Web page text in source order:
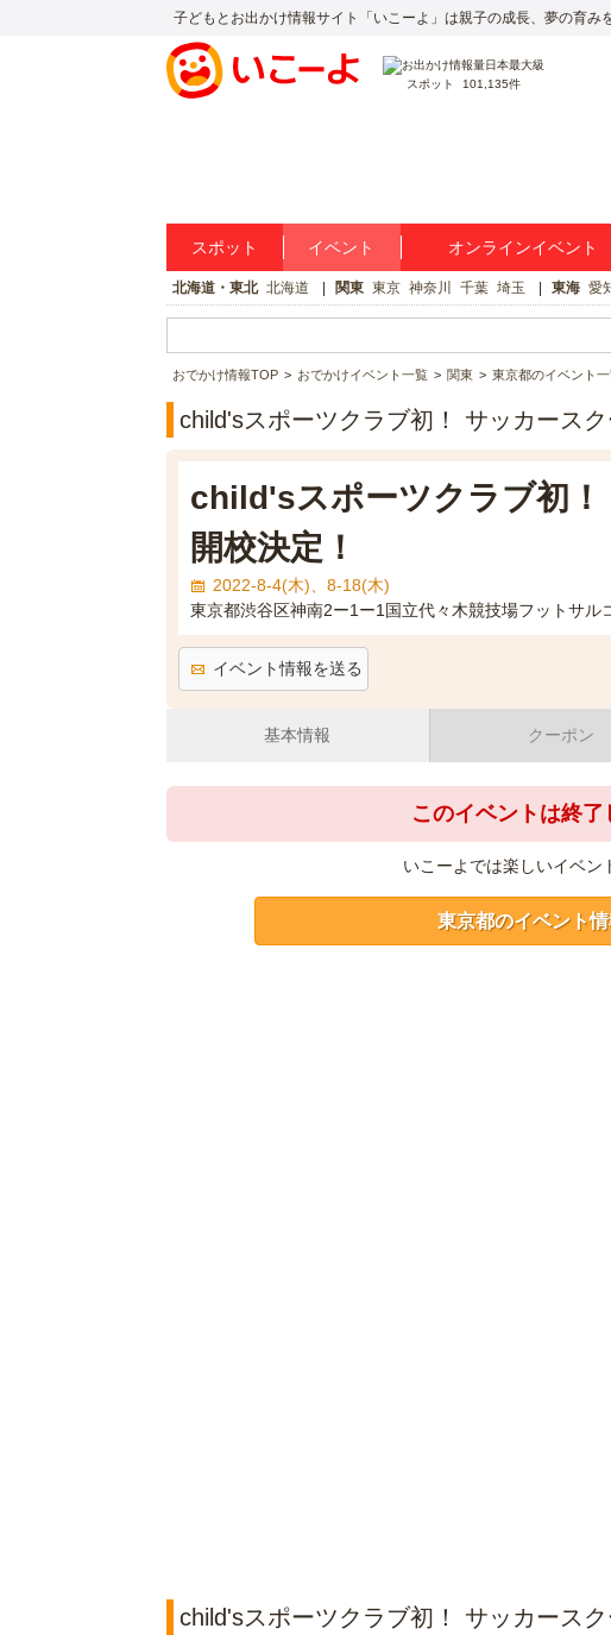
子どもとお出かけ情報サイト「いこーよ」は親子の成長、夢の育み
スポット 101,135件
スポット イベント オンラインイベント
北海道・東北 北海道 関東 東京 神奈川 千葉 埼玉 東海 愛
おでかけ情報TOP おでかけイベント一覧 関東 東京都のイベント
child'sスポーツクラブ初！ サッカース
child'sスポーツクラブ初
開校決定！
2022-8-4(木)、8-18(木)
東京都渋谷区神南2ー1ー1国立代々木競技場フットサル
イベント情報を送る
基本情報 クーポン
このイベントは終了
いこーよでは楽しいイベン
東京都のイベント
child'sスポーツクラブ初！ サッカース